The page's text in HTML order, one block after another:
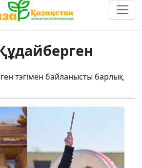
тэгімен байланысты барлық